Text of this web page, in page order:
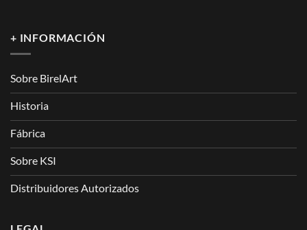
+ INFORMACIÓN
Sobre BirelArt
Historia
Fábrica
Sobre KSI
Distribuidores Autorizados